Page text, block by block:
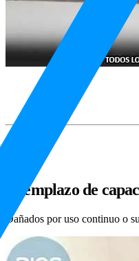
Reemplazo de
Dañados por uso continuo o